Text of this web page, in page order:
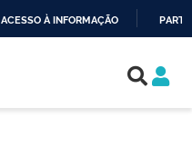
ACESSO À INFORMAÇÃO